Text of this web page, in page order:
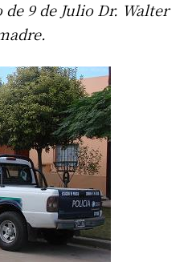
9 de Julio Dr. Walter